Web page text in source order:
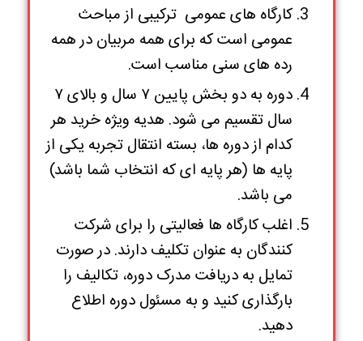
کارگاه های عمومی ترکیبی از مباحث
عمومی است که برای همه مربیان در همه
رده های سنی مناسب است.
دوره به دو بخش پایین ۷ سال و بالای ۷
سال تقسیم می شود. هدیه ویژه خرید هر
کدام از دوره ها، بسته انتقال تجربه یکی از
پایه ها (هر پایه ای که انتخاب شما باشد)
می باشد.
اغلب کارگاه ها فعالیتی را برای شرکت
کنندگان به عنوان تکلیف دارند. در صورت
تمایل به دریافت مدرک دوره، تکالیف را
بارگذاری کنید و به مسئول دوره اطلاع
دهید.